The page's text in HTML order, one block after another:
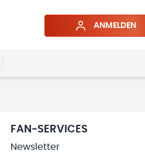
ANMELDEN
FAN-SERVICES
Newsletter